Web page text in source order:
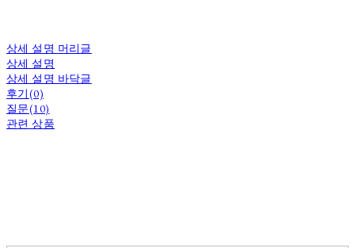
상세 설명 머리글
상세 설명
상세 설명 바닥글
후기(0)
질문(10)
관련 상품